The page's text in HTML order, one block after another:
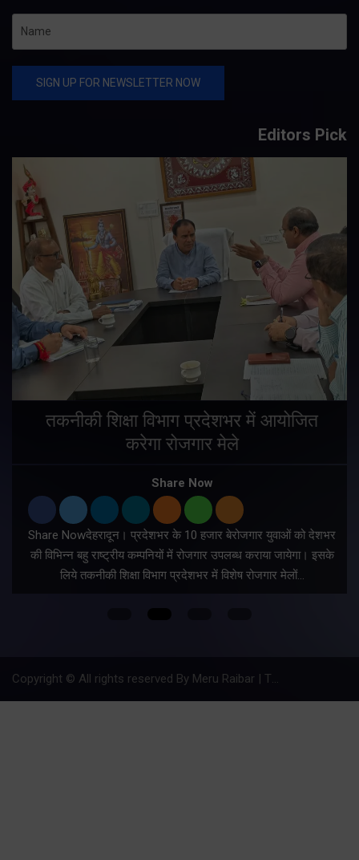
Editors Pick
तकनीकी शिक्षा विभाग प्रदेशभर में आयोजित
करेगा रोजगार मेले
Share Now
Share Nowदेहरादून। प्रदेशभर के 10 हजार बेरोजगार युवाओं को देशभर
की विभिन्न बहु राष्ट्रीय कम्पनियों में रोजगार उपलब्ध कराया जायेगा। इसके
लिये तकनीकी शिक्षा विभाग प्रदेशभर में विशेष रोजगार मेलों…
Copyright © All rights reserved By Meru Raibar | Theme by